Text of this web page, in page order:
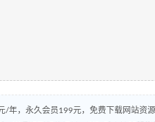
/年，永久会员199元，免费下载网站资